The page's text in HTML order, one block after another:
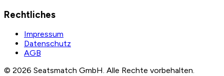
Rechtliches
Impressum
Datenschutz
AGB
© 2026 Seatsmatch GmbH. Alle Rechte vorbehalten.